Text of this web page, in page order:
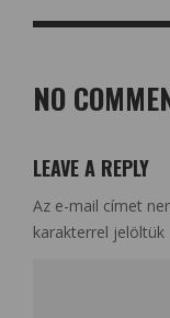
NO
LEAVE A REPLY
Az e-mail címet
karakterrel jelöltük